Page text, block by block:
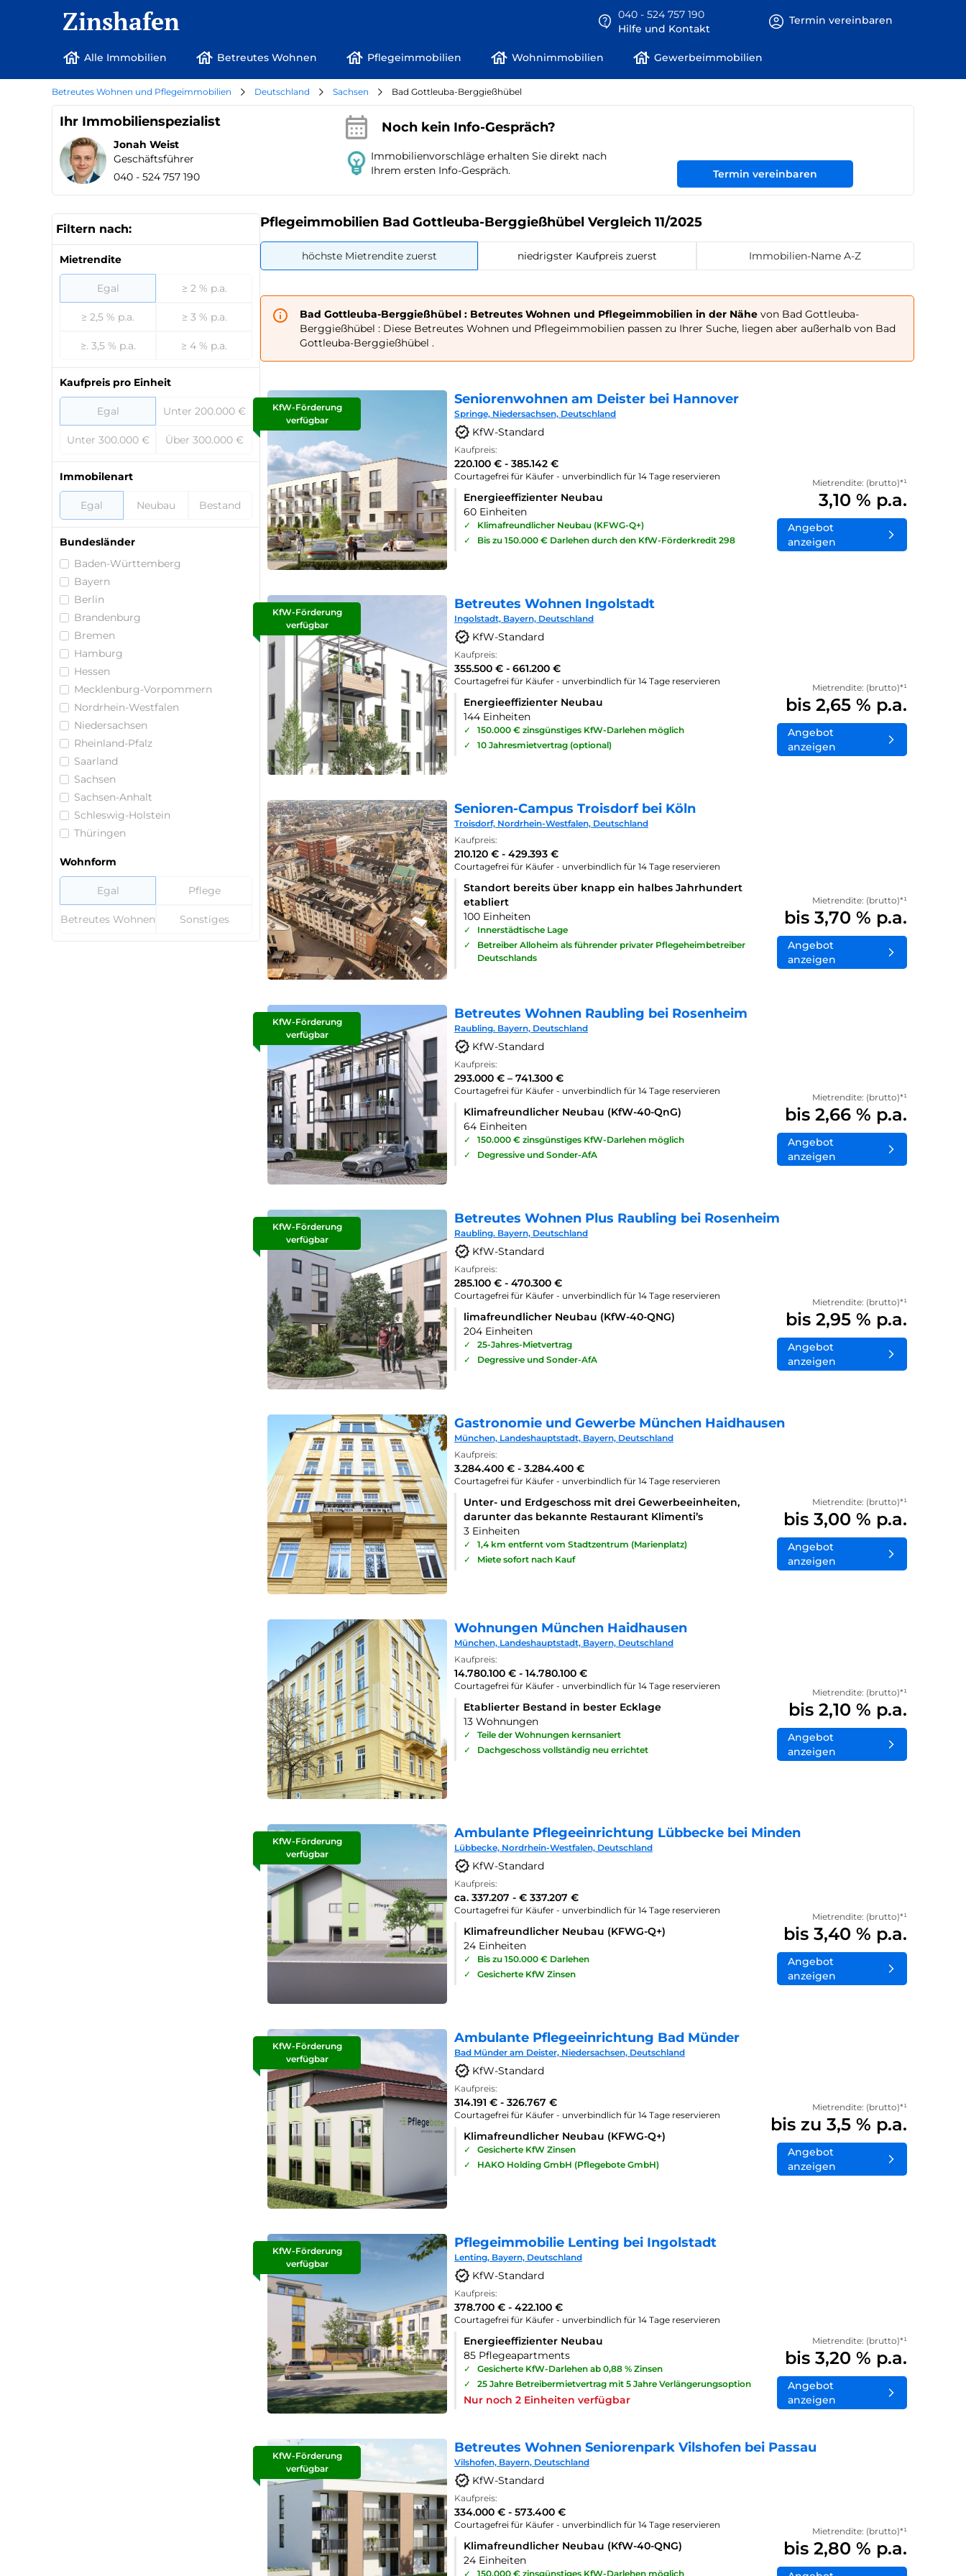
Zinshafen
040 - 524 757 190
Hilfe und Kontakt
Termin vereinbaren
Alle Immobilien Betreutes Wohnen Pflegeimmobilien Wohnimmobilien Gewerbeimmobilien
Betreutes Wohnen und Pflegeimmobilien Deutschland Sachsen Bad Gottleuba-Berggießhübel
Ihr Immobilienspezialist
Jonah Weist
Geschäftsführer
040 - 524 757 190
Noch kein Info-Gespräch?
Immobilienvorschläge erhalten Sie direkt nach
Ihrem ersten Info-Gespräch.
Termin vereinbaren
Filtern nach:
Mietrendite
Egal ≥ 2 % p.a.
≥ 2,5 % p.a. ≥ 3 % p.a.
≥. 3,5 % p.a. ≥ 4 % p.a.
Kaufpreis pro Einheit
Egal Unter 200.000 €
Unter 300.000 € Über 300.000 €
Immobilenart
Egal Neubau Bestand
Bundesländer
Baden-Württemberg
Bayern
Berlin
Brandenburg
Bremen
Hamburg
Hessen
Mecklenburg-Vorpommern
Nordrhein-Westfalen
Niedersachsen
Rheinland-Pfalz
Saarland
Sachsen
Sachsen-Anhalt
Schleswig-Holstein
Thüringen
Wohnform
Egal Pflege
Betreutes Wohnen Sonstiges
Pflegeimmobilien Bad Gottleuba-Berggießhübel Vergleich 11/2025
höchste Mietrendite zuerst niedrigster Kaufpreis zuerst Immobilien-Name A-Z
Bad Gottleuba-Berggießhübel : Betreutes Wohnen und Pflegeimmobilien in der Nähe von Bad Gottleuba-
Berggießhübel : Diese Betreutes Wohnen und Pflegeimmobilien passen zu Ihrer Suche, liegen aber außerhalb von Bad
Gottleuba-Berggießhübel .
KfW-Förderung
verfügbar
Seniorenwohnen am Deister bei Hannover
Springe, Niedersachsen, Deutschland
KfW-Standard
Kaufpreis:
220.100 € - 385.142 €
Courtagefrei für Käufer - unverbindlich für 14 Tage reservieren
Energieeffizienter Neubau
60 Einheiten
✓
Klimafreundlicher Neubau (KFWG-Q+)
✓
Bis zu 150.000 € Darlehen durch den KfW-Förderkredit 298
Mietrendite: (brutto)*¹
3,10 % p.a.
Angebot
anzeigen
KfW-Förderung
verfügbar
Betreutes Wohnen Ingolstadt
Ingolstadt, Bayern, Deutschland
KfW-Standard
Kaufpreis:
355.500 € - 661.200 €
Courtagefrei für Käufer - unverbindlich für 14 Tage reservieren
Energieeffizienter Neubau
144 Einheiten
✓
150.000 € zinsgünstiges KfW-Darlehen möglich
✓
10 Jahresmietvertrag (optional)
Mietrendite: (brutto)*¹
bis 2,65 % p.a.
Angebot
anzeigen
Senioren-Campus Troisdorf bei Köln
Troisdorf, Nordrhein-Westfalen, Deutschland
Kaufpreis:
210.120 € - 429.393 €
Courtagefrei für Käufer - unverbindlich für 14 Tage reservieren
Standort bereits über knapp ein halbes Jahrhundert
etabliert
100 Einheiten
✓
Innerstädtische Lage
✓
Betreiber Alloheim als führender privater Pflegeheimbetreiber
Deutschlands
Mietrendite: (brutto)*¹
bis 3,70 % p.a.
Angebot
anzeigen
KfW-Förderung
verfügbar
Betreutes Wohnen Raubling bei Rosenheim
Raubling. Bayern, Deutschland
KfW-Standard
Kaufpreis:
293.000 € – 741.300 €
Courtagefrei für Käufer - unverbindlich für 14 Tage reservieren
Klimafreundlicher Neubau (KfW-40-QnG)
64 Einheiten
✓
150.000 € zinsgünstiges KfW-Darlehen möglich
✓
Degressive und Sonder-AfA
Mietrendite: (brutto)*¹
bis 2,66 % p.a.
Angebot
anzeigen
KfW-Förderung
verfügbar
Betreutes Wohnen Plus Raubling bei Rosenheim
Raubling. Bayern, Deutschland
KfW-Standard
Kaufpreis:
285.100 € - 470.300 €
Courtagefrei für Käufer - unverbindlich für 14 Tage reservieren
limafreundlicher Neubau (KfW-40-QNG)
204 Einheiten
✓
25-Jahres-Mietvertrag
✓
Degressive und Sonder-AfA
Mietrendite: (brutto)*¹
bis 2,95 % p.a.
Angebot
anzeigen
Gastronomie und Gewerbe München Haidhausen
München, Landeshauptstadt, Bayern, Deutschland
Kaufpreis:
3.284.400 € - 3.284.400 €
Courtagefrei für Käufer - unverbindlich für 14 Tage reservieren
Unter- und Erdgeschoss mit drei Gewerbeeinheiten,
darunter das bekannte Restaurant Klimenti’s
3 Einheiten
✓
1,4 km entfernt vom Stadtzentrum (Marienplatz)
✓
Miete sofort nach Kauf
Mietrendite: (brutto)*¹
bis 3,00 % p.a.
Angebot
anzeigen
Wohnungen München Haidhausen
München, Landeshauptstadt, Bayern, Deutschland
Kaufpreis:
14.780.100 € - 14.780.100 €
Courtagefrei für Käufer - unverbindlich für 14 Tage reservieren
Etablierter Bestand in bester Ecklage
13 Wohnungen
✓
Teile der Wohnungen kernsaniert
✓
Dachgeschoss vollständig neu errichtet
Mietrendite: (brutto)*¹
bis 2,10 % p.a.
Angebot
anzeigen
KfW-Förderung
verfügbar
Ambulante Pflegeeinrichtung Lübbecke bei Minden
Lübbecke, Nordrhein-Westfalen, Deutschland
KfW-Standard
Kaufpreis:
ca. 337.207 - € 337.207 €
Courtagefrei für Käufer - unverbindlich für 14 Tage reservieren
Klimafreundlicher Neubau (KFWG-Q+)
24 Einheiten
✓
Bis zu 150.000 € Darlehen
✓
Gesicherte KfW Zinsen
Mietrendite: (brutto)*¹
bis 3,40 % p.a.
Angebot
anzeigen
KfW-Förderung
verfügbar
Ambulante Pflegeeinrichtung Bad Münder
Bad Münder am Deister, Niedersachsen, Deutschland
KfW-Standard
Kaufpreis:
314.191 € - 326.767 €
Courtagefrei für Käufer - unverbindlich für 14 Tage reservieren
Klimafreundlicher Neubau (KFWG-Q+)
✓
Gesicherte KfW Zinsen
✓
HAKO Holding GmbH (Pflegebote GmbH)
Mietrendite: (brutto)*¹
bis zu 3,5 % p.a.
Angebot
anzeigen
KfW-Förderung
verfügbar
Pflegeimmobilie Lenting bei Ingolstadt
Lenting, Bayern, Deutschland
KfW-Standard
Kaufpreis:
378.700 € - 422.100 €
Courtagefrei für Käufer - unverbindlich für 14 Tage reservieren
Energieeffizienter Neubau
85 Pflegeapartments
✓
Gesicherte KfW-Darlehen ab 0,88 % Zinsen
✓
25 Jahre Betreibermietvertrag mit 5 Jahre Verlängerungsoption
Nur noch 2 Einheiten verfügbar
Mietrendite: (brutto)*¹
bis 3,20 % p.a.
Angebot
anzeigen
KfW-Förderung
verfügbar
Betreutes Wohnen Seniorenpark Vilshofen bei Passau
Vilshofen, Bayern, Deutschland
KfW-Standard
Kaufpreis:
334.000 € - 573.400 €
Courtagefrei für Käufer - unverbindlich für 14 Tage reservieren
Klimafreundlicher Neubau (KfW-40-QNG)
24 Einheiten
✓ 150.000 € zinsgünstiges KfW-Darlehen möglich
Mietrendite: (brutto)*¹
bis 2,80 % p.a.